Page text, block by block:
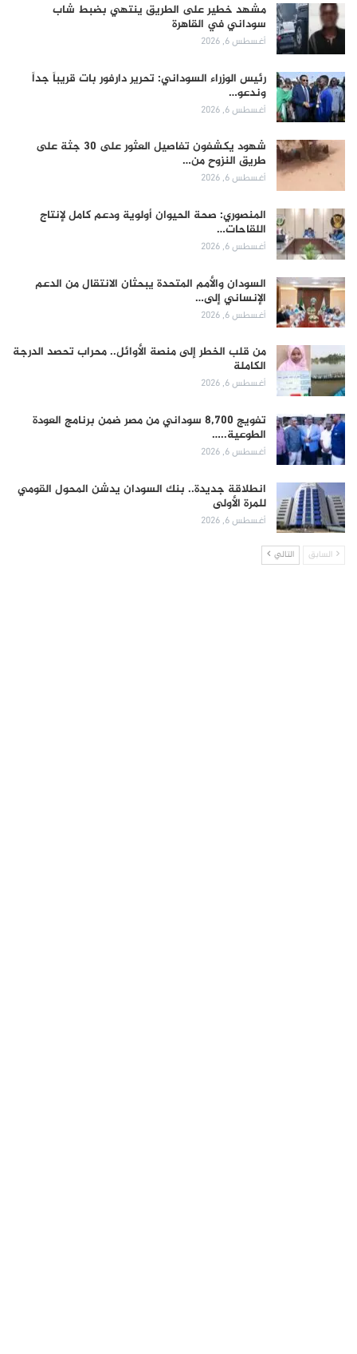
مشهد خطير على الطريق ينتهي بضبط شاب
سوداني في القاهرة
أغسطس 6, 2026
رئيس الوزراء السوداني: تحرير دارفور بات قريباً جداً
وندعو…
أغسطس 6, 2026
شهود يكشفون تفاصيل العثور على 30 جثة على
طريق النزوح من…
أغسطس 6, 2026
المنصوري: صحة الحيوان أولوية ودعم كامل لإنتاج
اللقاحات…
أغسطس 6, 2026
السودان والأمم المتحدة يبحثان الانتقال من الدعم
الإنساني إلى…
أغسطس 6, 2026
من قلب الخطر إلى منصة الأوائل.. محراب تحصد الدرجة
الكاملة
أغسطس 6, 2026
تفويج 8,700 سوداني من مصر ضمن برنامج العودة
الطوعية..…
أغسطس 6, 2026
انطلاقة جديدة.. بنك السودان يدشن المحول القومي
للمرة الأولى
أغسطس 6, 2026
السابق التالي